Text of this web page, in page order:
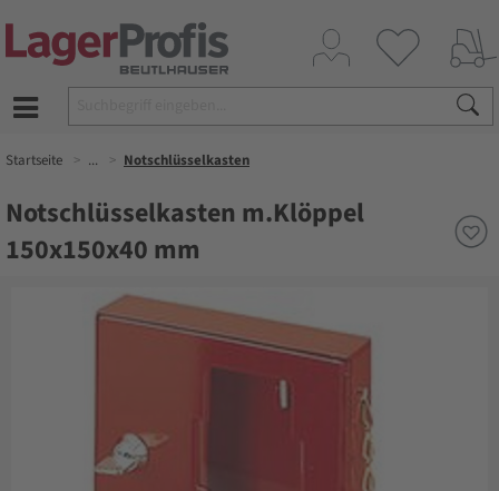
Startseite ... Notschlüsselkasten
Notschlüsselkasten m.Klöppel
150x150x40 mm